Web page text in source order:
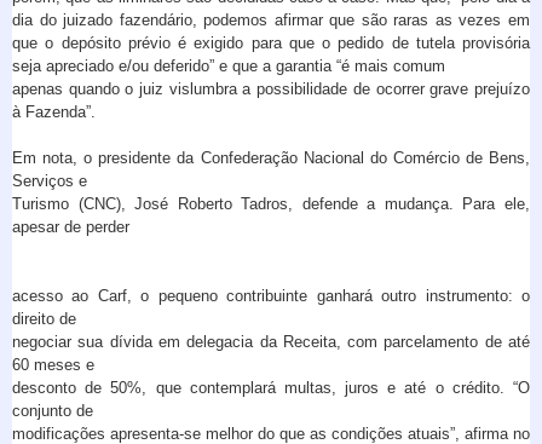
dia do juizado fazendário, podemos afirmar que são raras as vezes em
que o depósito prévio é exigido para que o pedido de tutela provisória
seja apreciado e/ou deferido” e que a garantia “é mais comum
apenas quando o juiz vislumbra a possibilidade de ocorrer grave prejuízo
à Fazenda”.
Em nota, o presidente da Confederação Nacional do Comércio de Bens,
Serviços e
Turismo (CNC), José Roberto Tadros, defende a mudança. Para ele,
apesar de perder
acesso ao Carf, o pequeno contribuinte ganhará outro instrumento: o
direito de
negociar sua dívida em delegacia da Receita, com parcelamento de até
60 meses e
desconto de 50%, que contemplará multas, juros e até o crédito. “O
conjunto de
modificações apresenta-se melhor do que as condições atuais”, afirma no